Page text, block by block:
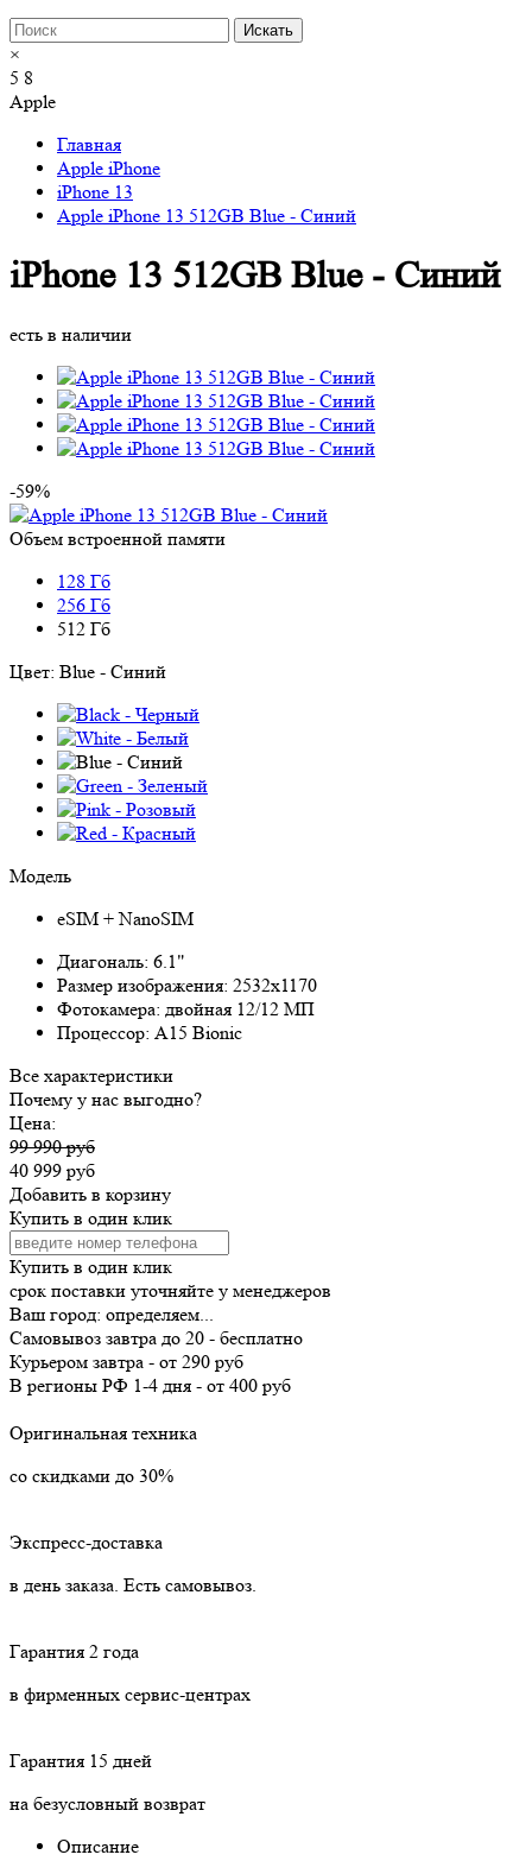
×
5 8
Apple
Главная
Apple iPhone
iPhone 13
Apple iPhone 13 512GB Blue - Синий
iPhone 13 512GB Blue - Синий
есть в наличии
-59%
Объем встроенной памяти
128 Гб
256 Гб
512 Гб
Цвет: Blue - Синий
Модель
eSIM + NanoSIM
Диагональ: 6.1"
Размер изображения: 2532x1170
Фотокамера: двойная 12/12 МП
Процессор: A15 Bionic
Все характеристики
Почему у нас выгодно?
Цена:
99 990 руб
40 999 руб
Добавить в корзину
Купить в один клик
Купить в один клик
срок поставки уточняйте у менеджеров
Ваш город: определяем...
Самовывоз завтра до 20 - бесплатно
Курьером завтра - от 290 руб
В регионы РФ 1-4 дня - от 400 руб
Оригинальная техника
со скидками до 30%
Экспресс-доставка
в день заказа. Есть самовывоз.
Гарантия 2 года
в фирменных сервис-центрах
Гарантия 15 дней
на безусловный возврат
Описание